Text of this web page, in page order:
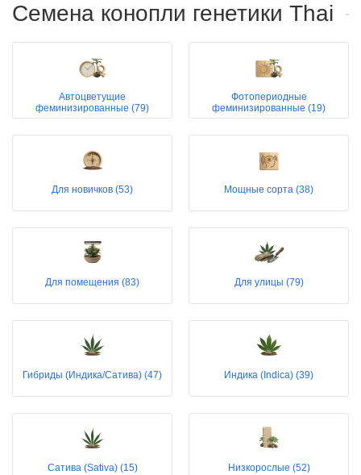
Семена конопли генетики Thai
Автоцветущие
феминизированные (79)
Фотопериодные
феминизированные (19)
Для новичков (53) Мощные сорта (38)
Для помещения (83) Для улицы (79)
Гибриды (Индика/Сатива) (47) Индика (Indica) (39)
Сатива (Sativa) (15) Низкорослые (52)